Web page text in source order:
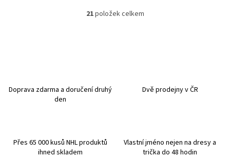
O
21položek celkem
Doprava zdarma a doručení druhý
den
Dvě prodejny v ČR
Přes 65 000 kusů NHL produktů
ihned skladem
Vlastní jméno nejen na dresy a
trička do 48 hodin